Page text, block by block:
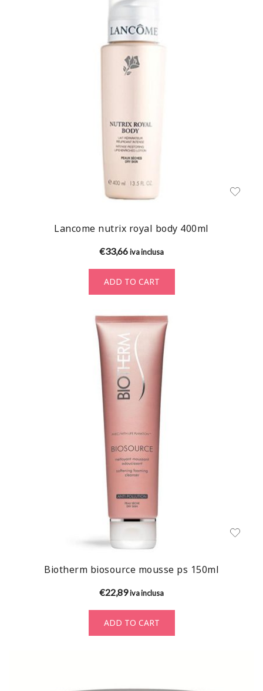
Lancome nutrix royal body 400ml
€33,66iva inclusa
ADD TO CART
Biotherm biosource mousse ps 150ml
€22,89iva inclusa
ADD TO CART